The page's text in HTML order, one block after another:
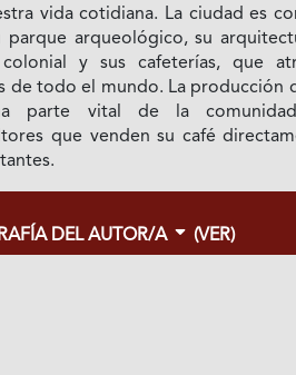
vida cotidiana. La ciudad es
parque arqueológico, su
y sus cafeterías, que
de todo el mundo. La producción
parte vital de la
que venden su café
DEL AUTOR/A (VER)